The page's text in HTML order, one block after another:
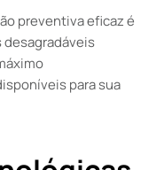
preventiva eficaz é
para sua